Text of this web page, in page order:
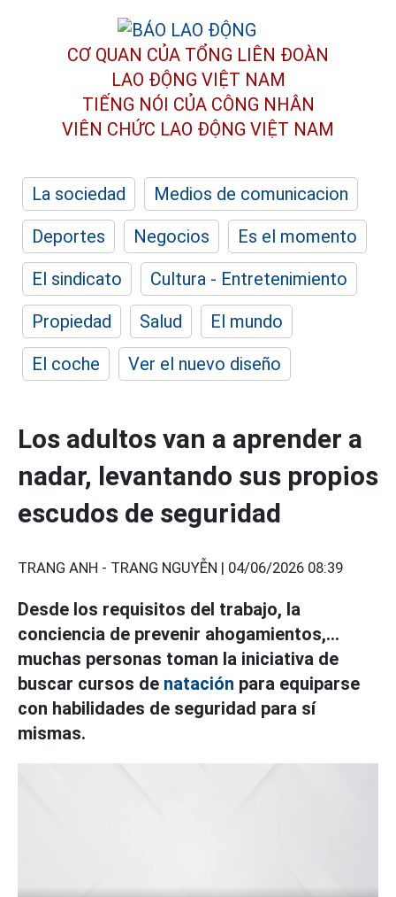
CƠ QUAN CỦA TỔNG LIÊN ĐOÀN
LAO ĐỘNG VIỆT NAM
TIẾNG NÓI CỦA CÔNG NHÂN
VIÊN CHỨC LAO ĐỘNG VIỆT NAM
La sociedad
Medios de comunicacion
Deportes
Negocios
Es el momento
El sindicato
Cultura - Entretenimiento
Propiedad
Salud
El mundo
El coche
Ver el nuevo diseño
Los adultos van a aprender a
nadar, levantando sus propios
escudos de seguridad
TRANG ANH - TRANG NGUYỄN | 04/06/2026 08:39
Desde los requisitos del trabajo, la
conciencia de prevenir ahogamientos,...
muchas personas toman la iniciativa de
buscar cursos de natación para equiparse
con habilidades de seguridad para sí
mismas.